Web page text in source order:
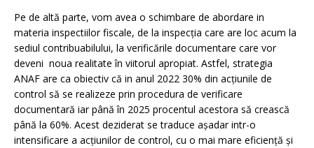
Pe de altă parte, vom avea o schimbare de abordare in
materia inspectiilor fiscale, de la inspecția care are loc acum la
sediul contribuabilului, la verificările documentare care vor
deveni noua realitate în viitorul apropiat. Astfel, strategia
ANAF are ca obiectiv că in anul 2022 30% din acțiunile de
control să se realizeze prin procedura de verificare
documentară iar până în 2025 procentul acestora să crească
până la 60%. Acest deziderat se traduce așadar intr-o
intensificare a acțiunilor de control, cu o mai mare eficiență și